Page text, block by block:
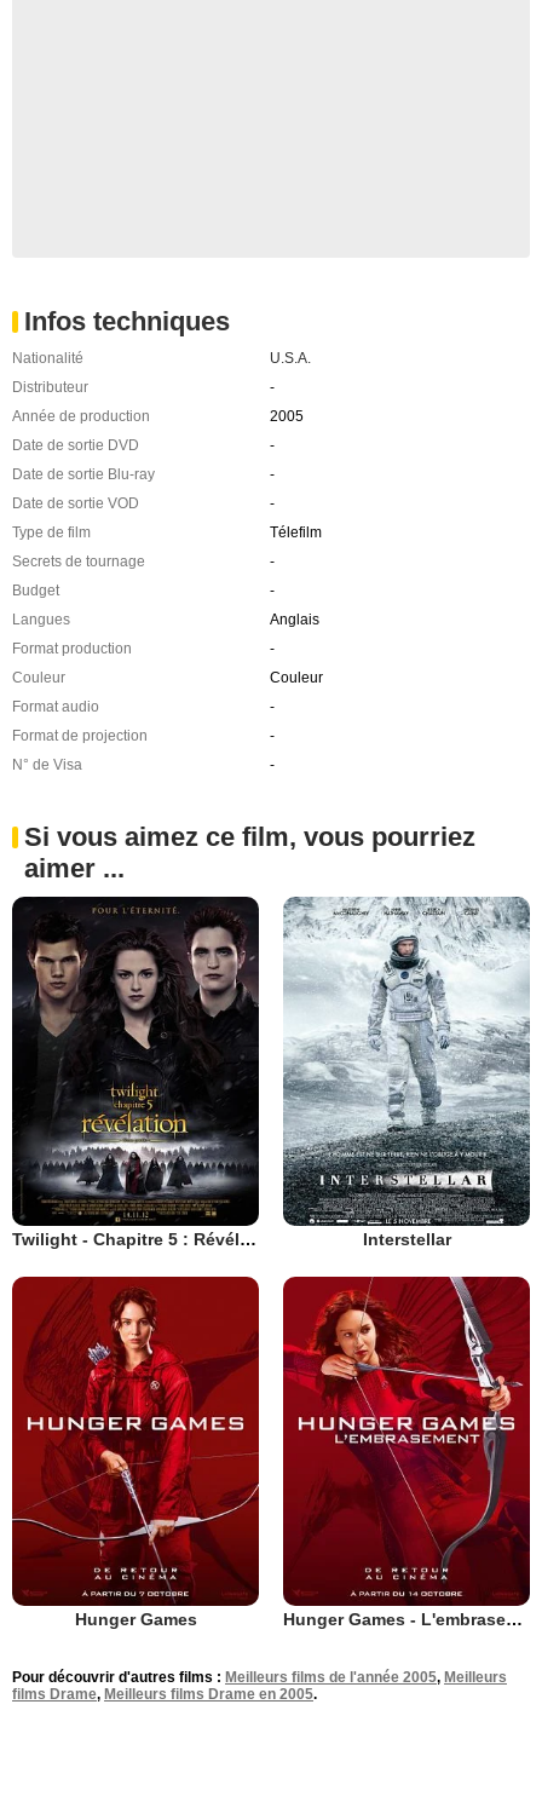
Infos techniques
Nationalité
U.S.A.
Distributeur
-
Année de production
2005
Date de sortie DVD
-
Date de sortie Blu-ray
-
Date de sortie VOD
-
Type de film
Télefilm
Secrets de tournage
-
Budget
-
Langues
Anglais
Format production
-
Couleur
Couleur
Format audio
-
Format de projection
-
N° de Visa
-
Si vous aimez ce film, vous pourriez
aimer ...
Twilight - Chapitre 5 : Révélation 2e partie Interstellar
Hunger Games Hunger Games - L'embrasement
Pour découvrir d'autres films : Meilleurs films de l'année 2005, Meilleurs
films Drame, Meilleurs films Drame en 2005.